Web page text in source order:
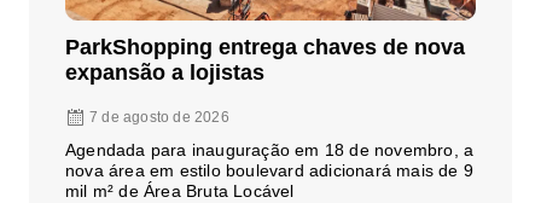
ParkShopping entrega chaves de nova
expansão a lojistas
7 de agosto de 2026
Agendada para inauguração em 18 de novembro, a
nova área em estilo boulevard adicionará mais de 9
mil m² de Área Bruta Locável